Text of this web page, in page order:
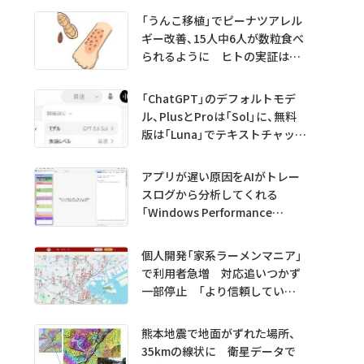
「うんこ移植」でピーナツアレル
ギー改善、15人中6人が数粒食べ
られるように ヒトの実証は
「ChatGPT」のデフォルトモデ
ル、PlusとProは「Sol」に、無料
版は「Luna」でテキストチャット
アプリが遅い原因をAIがトレー
スログから分析してくれる
「Windows Performance
プレビュー公開
個人開発「家系ラーメンマニア」
で利用者急増 対応追いつかず
一部停止 「より信頼していた
熊本地震で地面がずれた場所、
35kmの線状に 衛星データで